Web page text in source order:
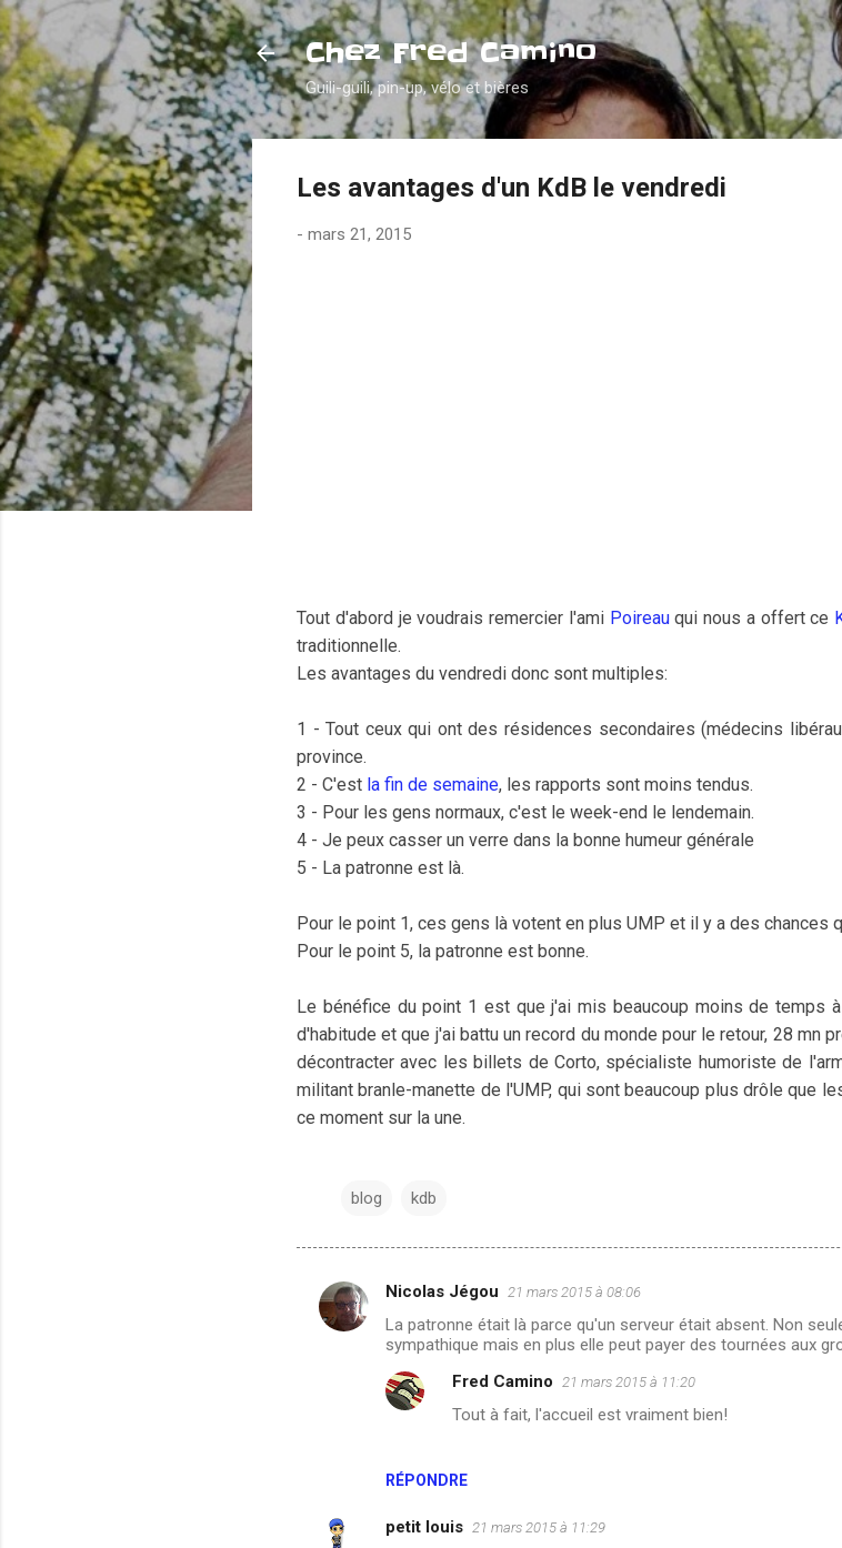
Accéder au contenu
Chez Fred Camino
Guili-guili, pin-up, vélo et bières
Les avantages d'un KdB le vendredi
- mars 21, 2015
Tout d'abord je voudrais remercier l'ami Poireauqui nous a offert ce
traditionnelle.
Les avantages du vendredi donc sont multiples:
1 - Tout ceux qui ont des résidences secondaires (médecins
province.
2 - C'est la fin de semaine, les rapports sont moins tendus.
3 - Pour les gens normaux, c'est le week-end le lendemain.
4 - Je peux casser un verre dans la bonne humeur générale
5 - La patronne est là.
Pour le point 1, ces gens là votent en plus UMP et il y a des chances
Pour le point 5, la patronne est bonne.
Le bénéfice du point 1 est que j'ai mis beaucoup moins de temps
d'habitude et que j'ai battu un record du monde pour le retour, 28 mn
décontracter avec les billets de Corto, spécialiste humoriste de
militant branle-manette de l'UMP, qui sont beaucoup plus drôle que
ce moment sur la une.
blog kdb
C
o
Nicolas Jégou 21 mars 2015 à 08:06
La patronne était là parce qu'un serveur était absent. Non
sympathique mais en plus elle peut payer des tournées aux
RÉPONDRE
Fred Camino 21 mars 2015 à 11:20
Tout à fait, l'accueil est vraiment bien!
petit louis 21 mars 2015 à 11:29